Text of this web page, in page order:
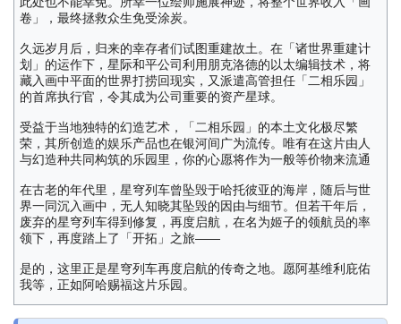
卷」，最终拯救众生免受涂炭。
久远岁月后，归来的幸存者们试图重建故土。在「诸世界重建计
划」的运作下，星际和平公司利用朋克洛德的以太编辑技术，将
藏入画中平面的世界打捞回现实，又派遣高管担任「二相乐园」
的首席执行官，令其成为公司重要的资产星球。
受益于当地独特的幻造艺术，「二相乐园」的本土文化极尽繁
荣，其所创造的娱乐产品也在银河间广为流传。唯有在这片由人
与幻造种共同构筑的乐园里，你的心愿将作为一般等价物来流通
在古老的年代里，星穹列车曾坠毁于哈托彼亚的海岸，随后与世
界一同沉入画中，无人知晓其坠毁的因由与细节。但若干年后，
废弃的星穹列车得到修复，再度启航，在名为姬子的领航员的率
领下，再度踏上了「开拓」之旅——
是的，这里正是星穹列车再度启航的传奇之地。愿阿基维利庇佑
我等，正如阿哈赐福这片乐园。